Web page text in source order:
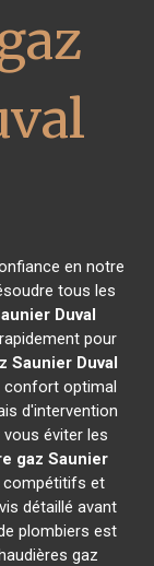
en notre
tous les
Duval
pour
Saunier Duval
confort optimal
d'intervention
éviter les
gaz Saunier
compétitifs et
détaillé avant
plombiers est
gaz